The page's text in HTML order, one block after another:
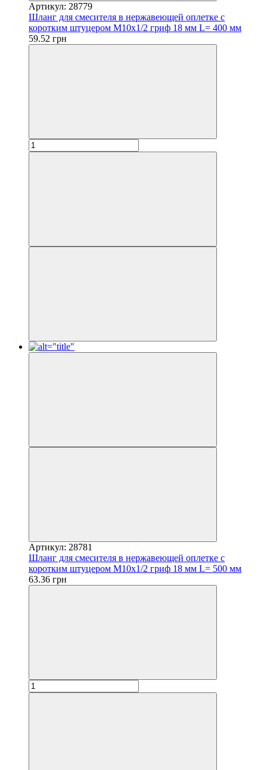
Артикул: 28779
Шланг для смесителя в нержавеющей оплетке с
коротким штуцером М10х1/2 гриф 18 мм L= 400 мм
59.52 грн
Артикул: 28781
Шланг для смесителя в нержавеющей оплетке с
коротким штуцером М10х1/2 гриф 18 мм L= 500 мм
63.36 грн